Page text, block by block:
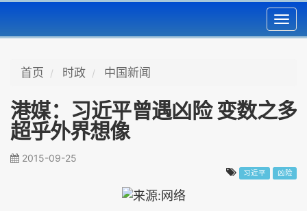
首页 时政 中国新闻
港媒：习近平曾遇凶险 变数之多
超乎外界想像
2015-09-25
习近平 凶险